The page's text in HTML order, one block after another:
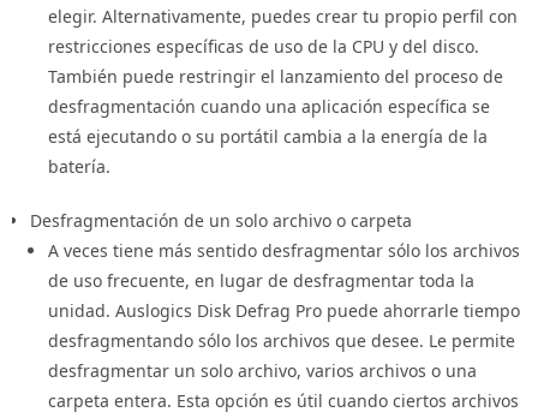
elegir. Alternativamente, puedes crear tu propio perfil con
restricciones específicas de uso de la CPU y del disco.
También puede restringir el lanzamiento del proceso de
desfragmentación cuando una aplicación específica se
está ejecutando o su portátil cambia a la energía de la
batería.
Desfragmentación de un solo archivo o carpeta
A veces tiene más sentido desfragmentar sólo los archivos
de uso frecuente, en lugar de desfragmentar toda la
unidad. Auslogics Disk Defrag Pro puede ahorrarle tiempo
desfragmentando sólo los archivos que desee. Le permite
desfragmentar un solo archivo, varios archivos o una
carpeta entera. Esta opción es útil cuando ciertos archivos